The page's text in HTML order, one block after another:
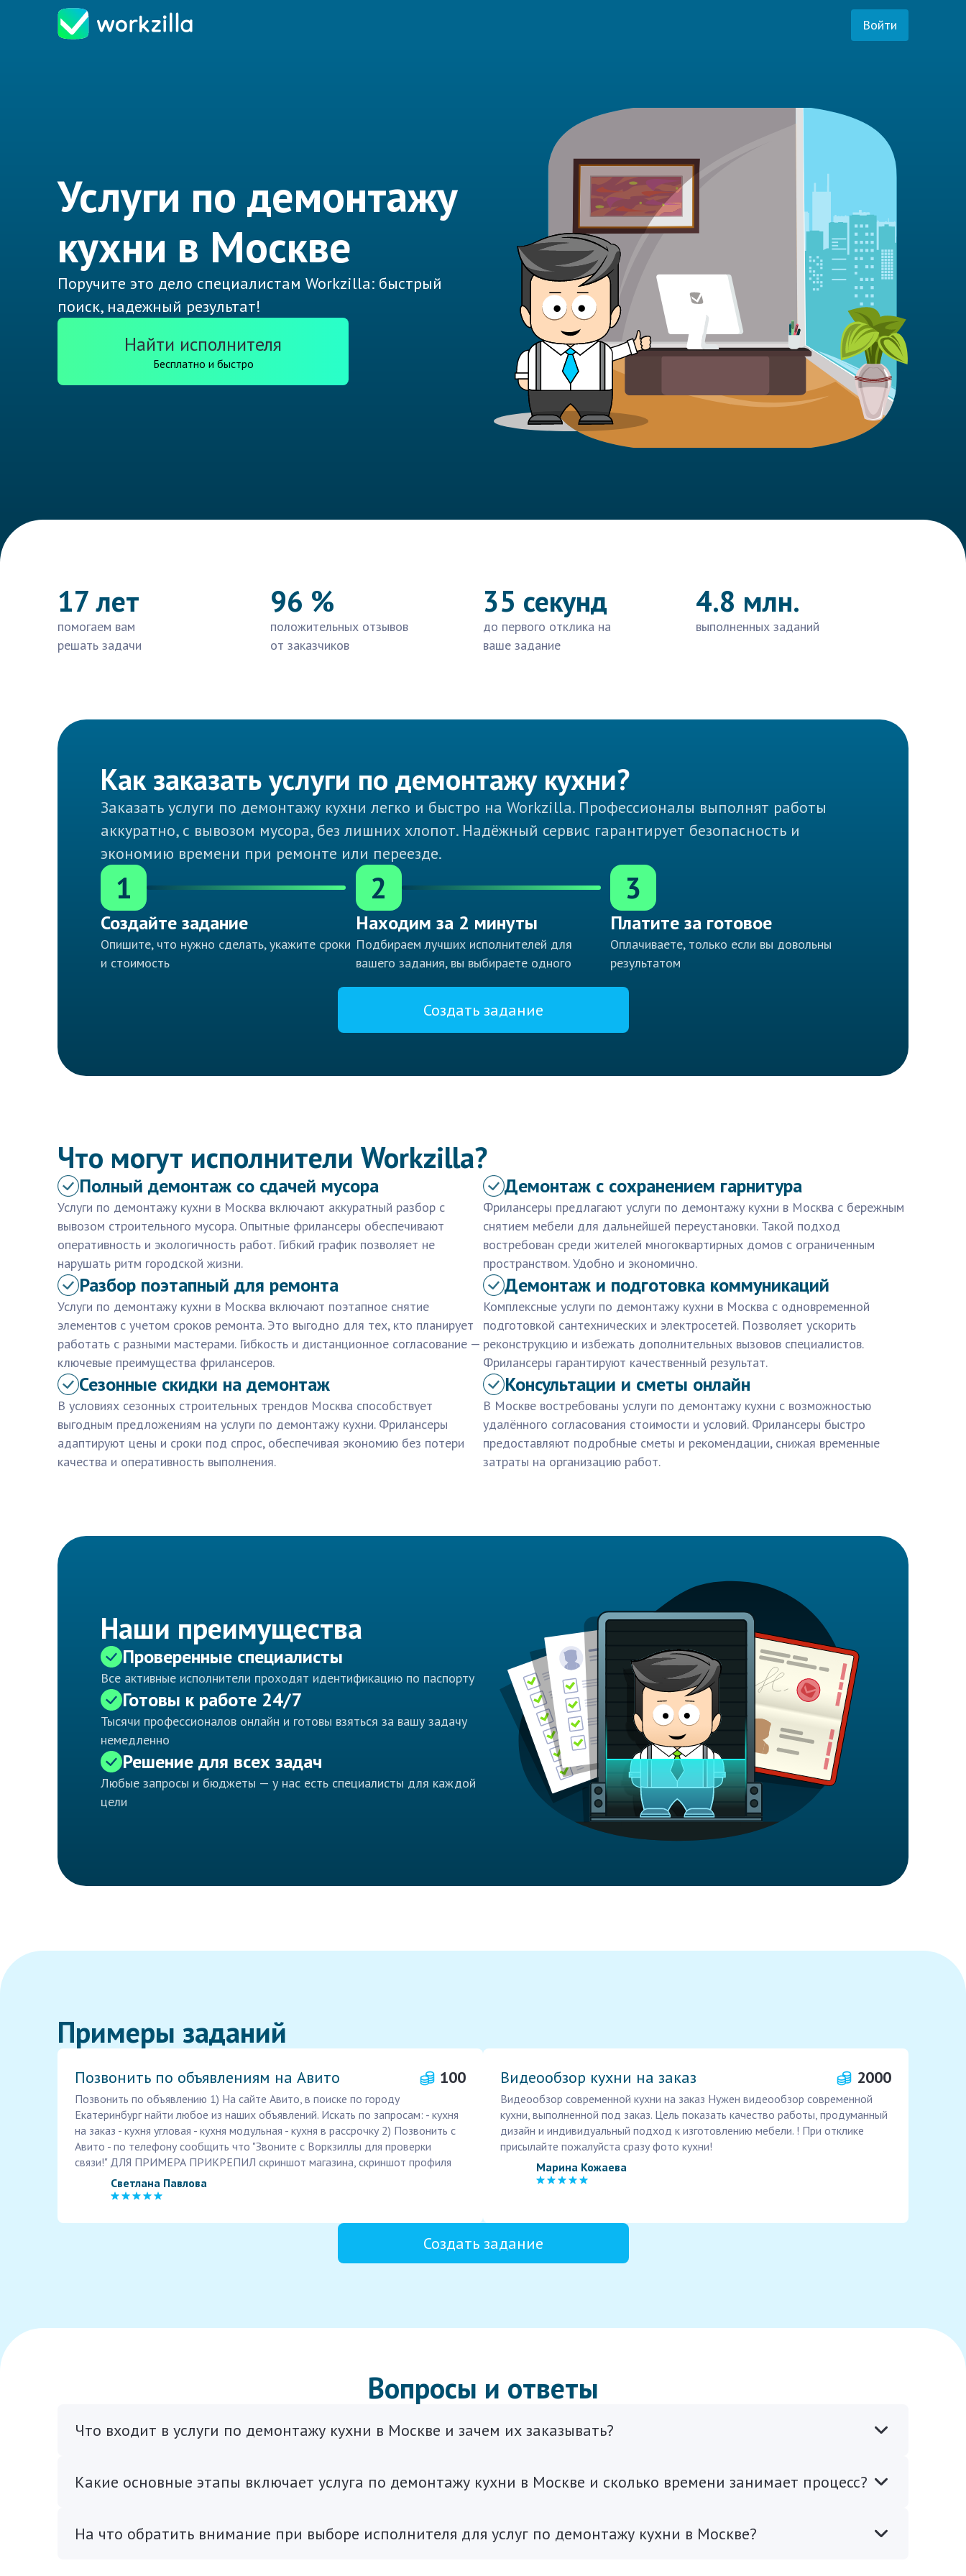
Войти
Услуги по демонтажу
кухни в Москве
Поручите это дело специалистам Workzilla: быстрый
поиск, надежный результат!
Найти исполнителя
Бесплатно и быстро
17 лет
помогаем вам
решать задачи
96 %
положительных отзывов
от заказчиков
35 секунд
до первого отклика на
ваше задание
4.8 млн.
выполненных заданий
Как заказать услуги по демонтажу кухни?
Заказать услуги по демонтажу кухни легко и быстро на Workzilla. Профессионалы выполнят работы
аккуратно, с вывозом мусора, без лишних хлопот. Надёжный сервис гарантирует безопасность и
экономию времени при ремонте или переезде.
1
Создайте задание
Опишите, что нужно сделать, укажите сроки
и стоимость
2
Находим за 2 минуты
Подбираем лучших исполнителей для
вашего задания, вы выбираете одного
3
Платите за готовое
Оплачиваете, только если вы довольны
результатом
Создать задание
Что могут исполнители Workzilla?
Полный демонтаж со сдачей мусора
Услуги по демонтажу кухни в Москва включают аккуратный разбор с
вывозом строительного мусора. Опытные фрилансеры обеспечивают
оперативность и экологичность работ. Гибкий график позволяет не
нарушать ритм городской жизни.
Демонтаж с сохранением гарнитура
Фрилансеры предлагают услуги по демонтажу кухни в Москва с бережным
снятием мебели для дальнейшей переустановки. Такой подход
востребован среди жителей многоквартирных домов с ограниченным
пространством. Удобно и экономично.
Разбор поэтапный для ремонта
Услуги по демонтажу кухни в Москва включают поэтапное снятие
элементов с учетом сроков ремонта. Это выгодно для тех, кто планирует
работать с разными мастерами. Гибкость и дистанционное согласование —
ключевые преимущества фрилансеров.
Демонтаж и подготовка коммуникаций
Комплексные услуги по демонтажу кухни в Москва с одновременной
подготовкой сантехнических и электросетей. Позволяет ускорить
реконструкцию и избежать дополнительных вызовов специалистов.
Фрилансеры гарантируют качественный результат.
Сезонные скидки на демонтаж
В условиях сезонных строительных трендов Москва способствует
выгодным предложениям на услуги по демонтажу кухни. Фрилансеры
адаптируют цены и сроки под спрос, обеспечивая экономию без потери
качества и оперативность выполнения.
Консультации и сметы онлайн
В Москве востребованы услуги по демонтажу кухни с возможностью
удалённого согласования стоимости и условий. Фрилансеры быстро
предоставляют подробные сметы и рекомендации, снижая временные
затраты на организацию работ.
Наши преимущества
Проверенные специалисты
Все активные исполнители проходят идентификацию по паспорту
Готовы к работе 24/7
Тысячи профессионалов онлайн и готовы взяться за вашу задачу
немедленно
Решение для всех задач
Любые запросы и бюджеты — у нас есть специалисты для каждой
цели
Примеры заданий
Позвонить по объявлениям на Авито 100
Позвонить по объявлению 1) На сайте Авито, в поиске по городу
Екатеринбург найти любое из наших объявлений. Искать по запросам: - кухня
на заказ - кухня угловая - кухня модульная - кухня в рассрочку 2) Позвонить с
Авито - по телефону сообщить что "Звоните с Воркзиллы для проверки
связи!" ДЛЯ ПРИМЕРА ПРИКРЕПИЛ скриншот магазина, скриншот профиля
Светлана Павлова
Видеообзор кухни на заказ 2000
Видеообзор современной кухни на заказ Нужен видеообзор современной
кухни, выполненной под заказ. Цель показать качество работы, продуманный
дизайн и индивидуальный подход к изготовлению мебели. ! При отклике
присылайте пожалуйста сразу фото кухни!
Марина Кожаева
Создать задание
Вопросы и ответы
Что входит в услуги по демонтажу кухни в Москве и зачем их заказывать?
Какие основные этапы включает услуга по демонтажу кухни в Москве и сколько времени занимает процесс?
На что обратить внимание при выборе исполнителя для услуг по демонтажу кухни в Москве?